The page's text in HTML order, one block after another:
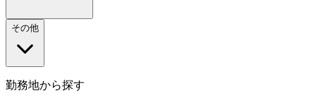
その他
勤務地から探す